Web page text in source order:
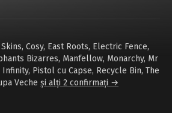
, Cosy, East Roots, Electric Fence,
Bizarres, Manfellow, Monarchy, Mr
Infinity, Pistol cu Capse, Recycle Bin, The
Veche și alți 2 confirmați →